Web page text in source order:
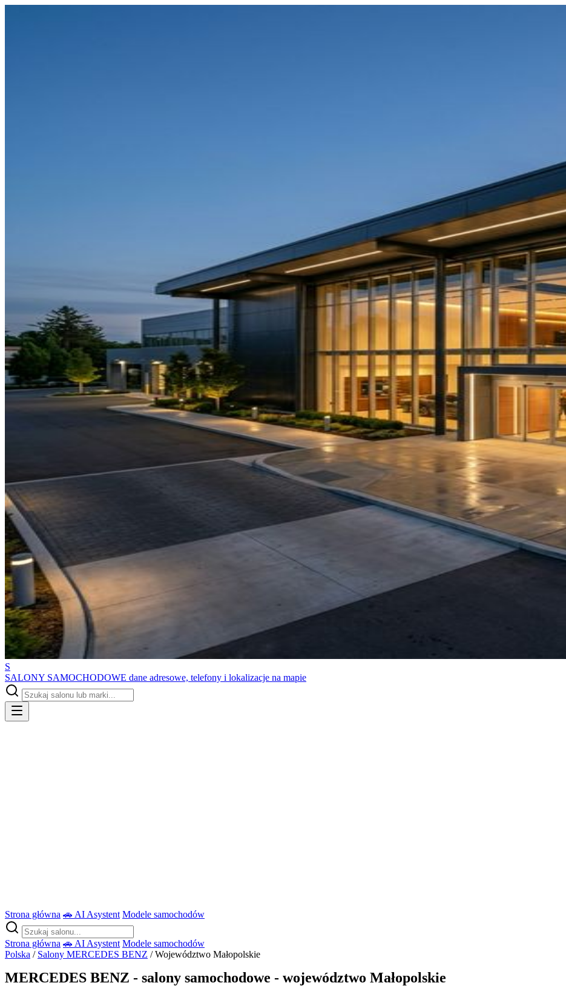
S
SALONY SAMOCHODOWE dane adresowe, telefony i lokalizacje na mapie
Strona główna 🚗 AI Asystent Modele samochodów
Strona główna 🚗 AI Asystent Modele samochodów
Polska / Salony MERCEDES BENZ / Województwo Małopolskie
MERCEDES BENZ - salony samochodowe - województwo Małopolskie